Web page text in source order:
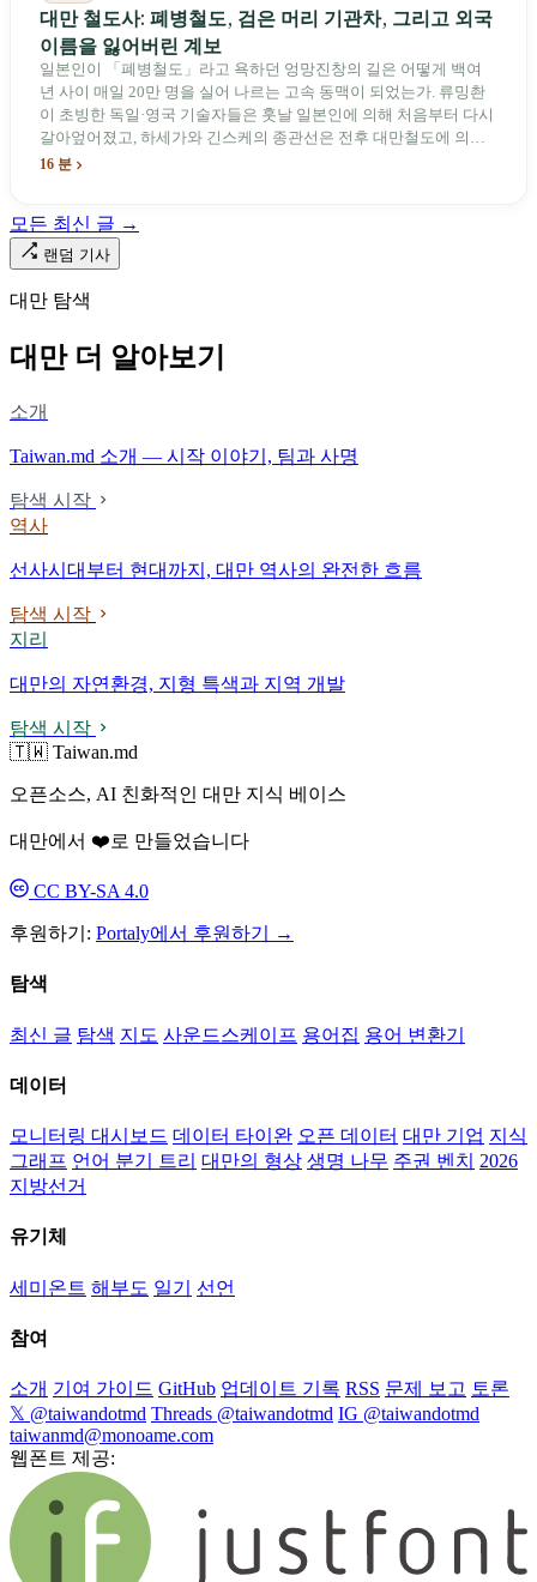
대만 철도사: 폐병철도, 검은 머리 기관차, 그리고 외국
이름을 잃어버린 계보
일본인이 「폐병철도」라고 욕하던 엉망진창의 길은 어떻게 백여
년 사이 매일 20만 명을 실어 나르는 고속 동맥이 되었는가. 류밍촨
이 초빙한 독일·영국 기술자들은 훗날 일본인에 의해 처음부터 다시
갈아엎어졌고, 하세가와 긴스케의 종관선은 전후 대만철도에 의해
이름과 번호가 바뀌었다. 세대마다 앞선 세대의 기록을 주석으로 밀
다. 마침내 푸유마·타로코 세대에 이르러서야 원주민 지명이 다시 철
로 위에 깔렸다.
16 분
모든 최신 글 →
랜덤 기사
대만 탐색
대만 더 알아보기
소개
Taiwan.md 소개 — 시작 이야기, 팀과 사명
탐색 시작
역사
선사시대부터 현대까지, 대만 역사의 완전한 흐름
탐색 시작
지리
대만의 자연환경, 지형 특색과 지역 개발
탐색 시작
🇹🇼 Taiwan.md
오픈소스, AI 친화적인 대만 지식 베이스
대만에서 ❤️로 만들었습니다
CC BY-SA 4.0
후원하기: Portaly에서 후원하기 →
탐색
최신 글 탐색 지도 사운드스케이프 용어집 용어 변환기
데이터
모니터링 대시보드 데이터 타이완 오픈 데이터 대만 기업 지식
그래프 언어 분기 트리 대만의 형상 생명 나무 주권 벤치
2026
지방선거
유기체
세미온트 해부도 일기 선언
참여
소개 기여 가이드 GitHub 업데이트 기록 RSS 문제 보고 토론
𝕏 @taiwandotmd Threads @taiwandotmd IG @taiwandotmd
taiwanmd@monoame.com
웹폰트 제공: